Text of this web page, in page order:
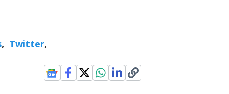
, Twitter,